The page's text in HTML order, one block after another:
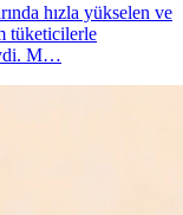
hızla yükselen ve
tüketicilerle
M…